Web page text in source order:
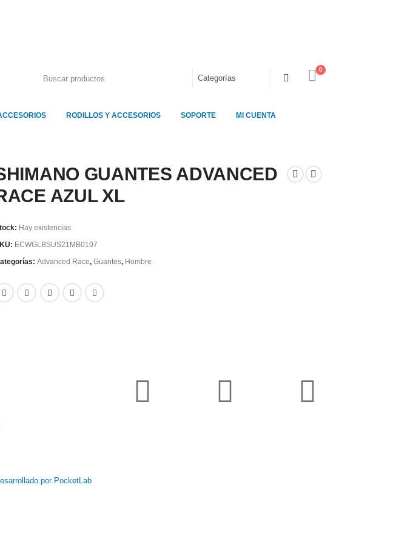
0
RODILLOS Y ACCESORIOS SOPORTE MI CUENTA
AZUL L
GUANTES ADVANCED
AZUL XL
Hay existencias
ECWGLBSUS21MB0107
Advanced Race, Guantes, Hombre
por PocketLab